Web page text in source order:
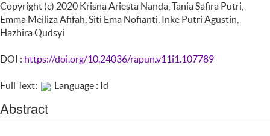
Copyright (c) 2020 Krisna Ariesta Nanda, Tania Safira Putri,
Emma Meiliza Afifah, Siti Ema Nofianti, Inke Putri Agustin,
Hazhira Qudsyi
DOI : https://doi.org/10.24036/rapun.v11i1.107789
Full Text: Language : Id
Abstract